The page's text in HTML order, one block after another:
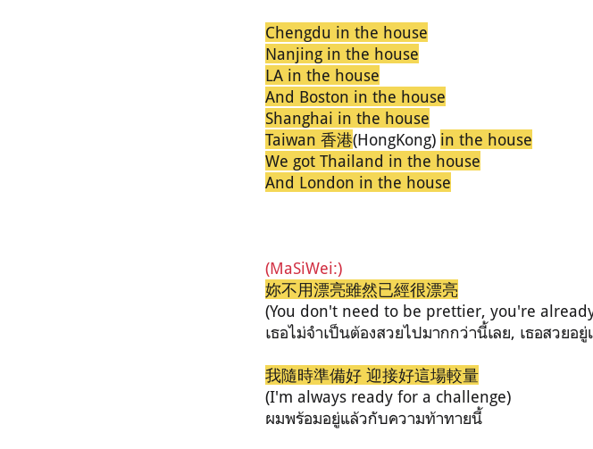
Chengdu in the house
Nanjing in the house
LA in the house
And Boston in the house
Shanghai in the house
Taiwan 香港(HongKong) in the house
We got Thailand in the house
And London in the house
(MaSiWei:)
妳不用漂亮雖然已經很漂亮
(You don't need to be prettier, you're
เธอไม่จำเป็นต้องสวยไปมากกว่านี้เลย, เธอสวยอยู่
我隨時準備好 迎接好這場較量
(I'm always ready for a challenge)
ผมพร้อมอยู่แล้วกับความท้าทายนี้